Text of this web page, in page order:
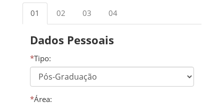
01 02 03 04
Dados Pessoais
*Tipo:
*Área: